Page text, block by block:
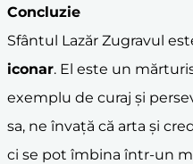
Concluzie
Sfântul Lazăr Zugravul
iconar. El este un
exemplu de curaj și
sa, ne învață că arta și
ci se pot îmbina într-un